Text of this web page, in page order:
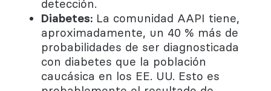
detección.
Diabetes: La comunidad AAPI tiene,
aproximadamente, un 40 % más de
probabilidades de ser diagnosticada
con diabetes que la población
caucásica en los EE. UU. Esto es